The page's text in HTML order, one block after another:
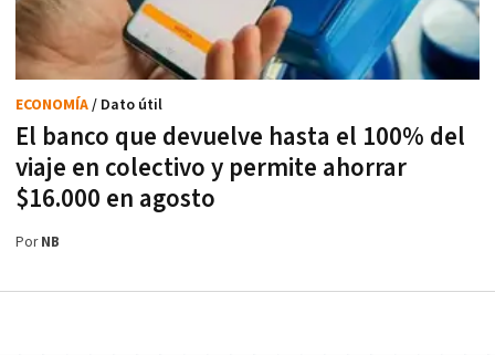
El banco que devuelve hasta el 100% del
viaje en colectivo y permite ahorrar
$16.000 en agosto
ECONOMÍA/ Dato útil
PorNB